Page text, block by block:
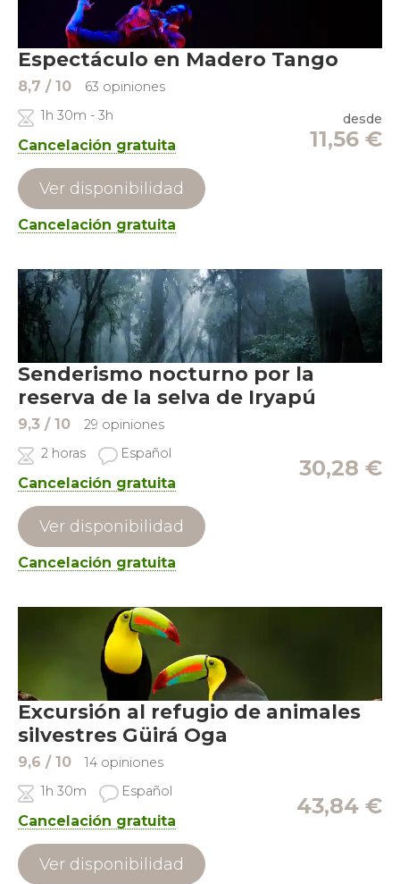
Espectáculo en Madero Tango
8,7 / 10
63 opiniones
1h 30m - 3h
Cancelación gratuita
desde
11,56 €
Ver disponibilidad
Cancelación gratuita
Senderismo nocturno por la
reserva de la selva de Iryapú
9,3 / 10
29 opiniones
2 horas
Español
Cancelación gratuita
30,28 €
Ver disponibilidad
Cancelación gratuita
Excursión al refugio de animales
silvestres Güirá Oga
9,6 / 10
14 opiniones
1h 30m
Español
Cancelación gratuita
43,84 €
Ver disponibilidad